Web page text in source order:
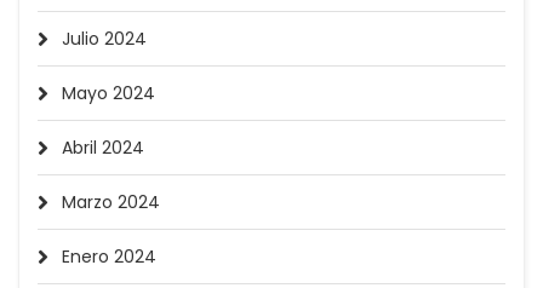
Julio 2024
Mayo 2024
Abril 2024
Marzo 2024
Enero 2024